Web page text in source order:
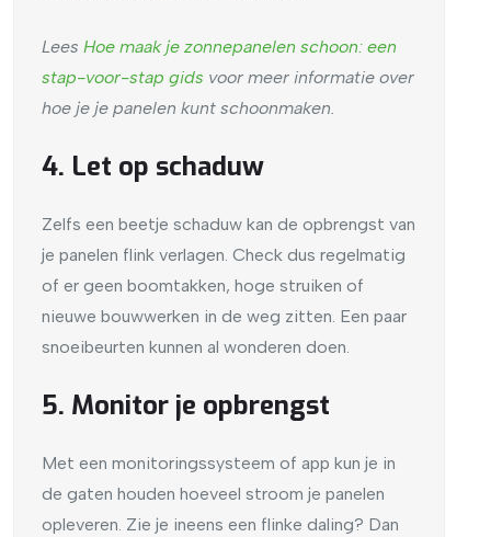
Lees Hoe maak je zonnepanelen schoon: een
stap-voor-stap gids voor meer informatie over
hoe je je panelen kunt schoonmaken.
4. Let op schaduw
Zelfs een beetje schaduw kan de opbrengst van
je panelen flink verlagen. Check dus regelmatig
of er geen boomtakken, hoge struiken of
nieuwe bouwwerken in de weg zitten. Een paar
snoeibeurten kunnen al wonderen doen.
5. Monitor je opbrengst
Met een monitoringssysteem of app kun je in
de gaten houden hoeveel stroom je panelen
opleveren. Zie je ineens een flinke daling? Dan